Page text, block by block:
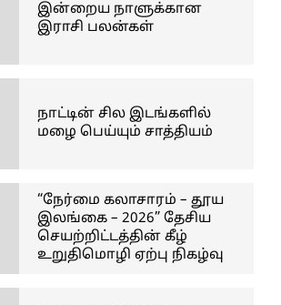
இன்றைய நாளுக்கான
இராசி பலன்கள்
நாட்டின் சில இடங்களில்
மழை பெய்யும் சாத்தியம்
“நேர்மை கலாசாரம் – தூய
இலங்கை – 2026” தேசிய
செயற்றிட்டத்தின் கீழ்
உறுதிமொழி ஏற்பு நிகழ்வு